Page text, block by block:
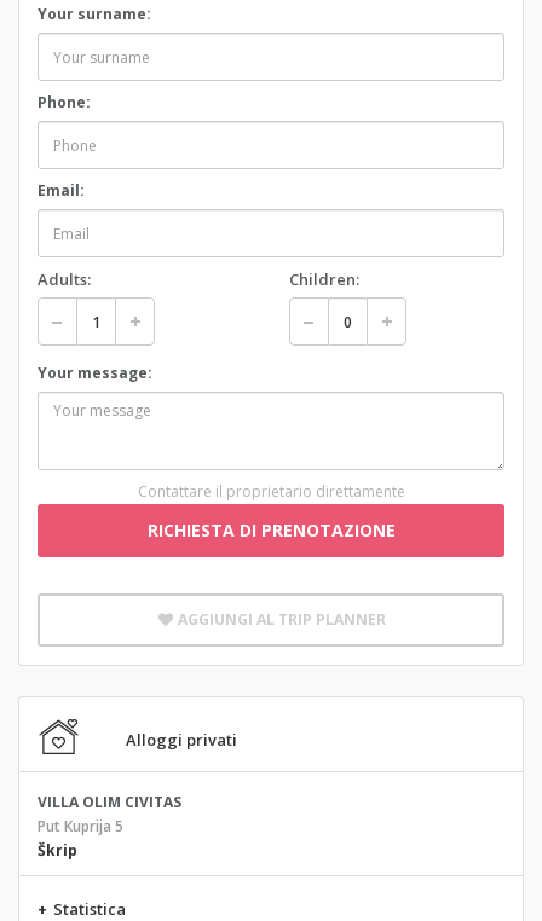
Your surname:
Phone:
Email:
Adults: Children:
Your message:
Contattare il proprietario direttamente
RICHIESTA DI PRENOTAZIONE
AGGIUNGI AL TRIP PLANNER
Alloggi privati
VILLA OLIM CIVITAS
Put Kuprija 5
Škrip
+ Statistica